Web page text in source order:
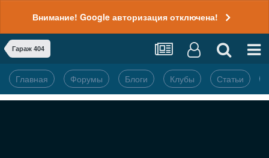
Внимание! Google авторизация отключена!
Гараж 404
Главная Форумы Блоги Клубы Статьи